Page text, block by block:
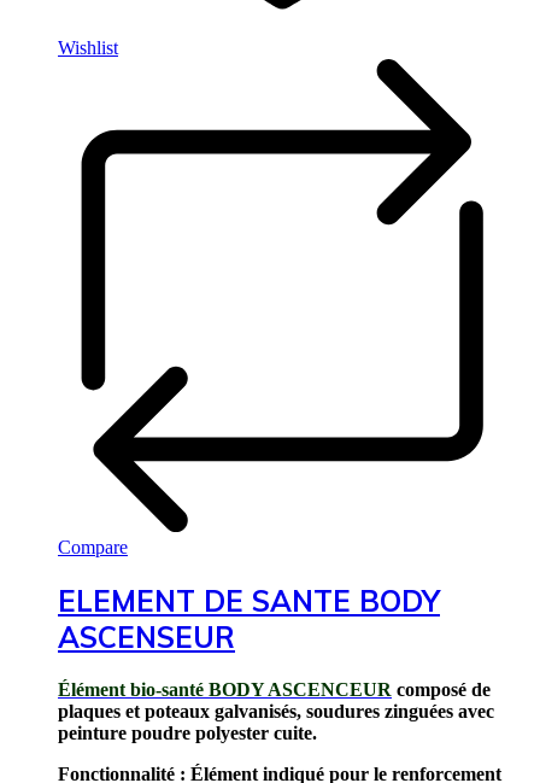
Wishlist
Compare
ELEMENT DE SANTE BODY
ASCENSEUR
Élément bio-santé BODY ASCENCEUR composé de
plaques et poteaux galvanisés, soudures zinguées avec
peinture poudre polyester cuite.
Fonctionnalité : Élément indiqué pour le renforcement